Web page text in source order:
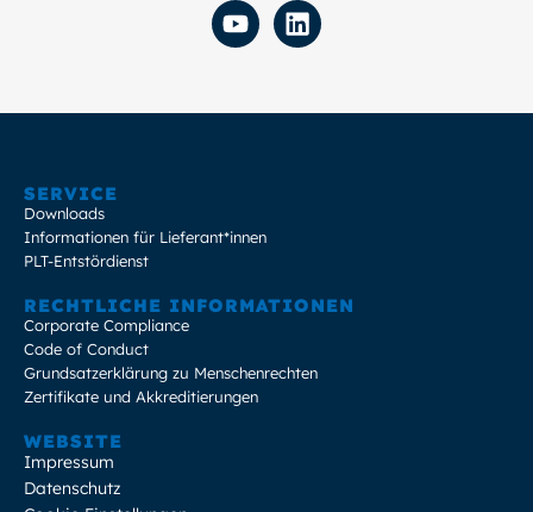
SERVICE
Downloads
Informationen für Lieferant*innen
PLT-Entstördienst
RECHTLICHE INFORMATIONEN
Corporate Compliance
Code of Conduct
Grundsatzerklärung zu Menschenrechten
Zertifikate und Akkreditierungen
WEBSITE
Impressum
Datenschutz